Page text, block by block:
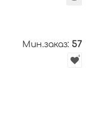
Мин.заказ: 57